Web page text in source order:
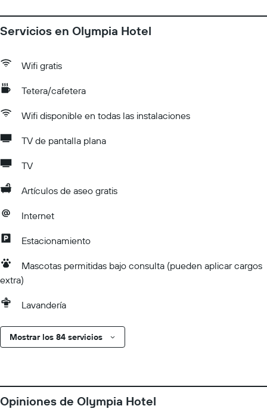
Servicios en Olympia Hotel
Wifi gratis
Tetera/cafetera
Wifi disponible en todas las instalaciones
TV de pantalla plana
TV
Artículos de aseo gratis
Internet
Estacionamiento
Mascotas permitidas bajo consulta (pueden aplicar cargos
extra)
Lavandería
Mostrar los 84 servicios
Opiniones de Olympia Hotel